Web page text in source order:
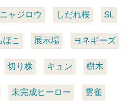
ニャジロウ しだれ桜 SL
ほこ 展示場 ヨネギーズ
切り株 キュン 樹木
未完成ヒーロー 雲雀